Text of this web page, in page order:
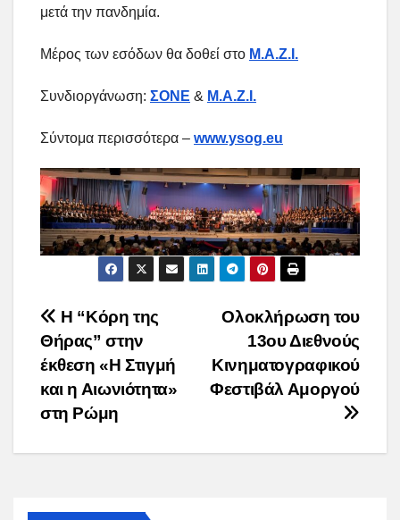
μετά την πανδημία.
Μέρος των εσόδων θα δοθεί στο Μ.Α.Ζ.Ι.
Συνδιοργάνωση: ΣΟΝΕ & Μ.Α.Ζ.Ι.
Σύντομα περισσότερα – www.ysog.eu
Post
navigation
Ολοκλήρωση του
13ου Διεθνούς
Κινηματογραφικού
Φεστιβάλ Αμοργού
Η “Κόρη της
Θήρας” στην
έκθεση «Η Στιγμή
και η Αιωνιότητα»
στη Ρώμη